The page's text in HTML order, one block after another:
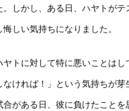
しかし、ある日、ハヤトが
しい気持ちになりました。
ヤトに対して特に悪いことは
なければ！」という気持ちが
がある日、彼に負けたこと